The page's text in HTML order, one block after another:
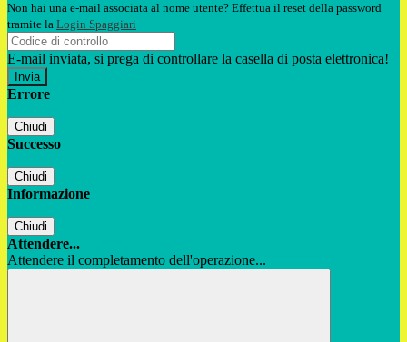
Non hai una e-mail associata al nome utente? Effettua il reset della password
tramite la Login Spaggiari
E-mail inviata, si prega di controllare la casella di posta elettronica!
Errore
Chiudi
Successo
Chiudi
Informazione
Chiudi
Attendere...
Attendere il completamento dell'operazione...